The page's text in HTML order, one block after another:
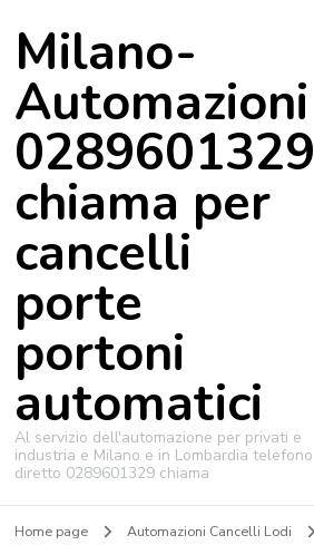
Milano-
Automazioni
0289601329
chiama per
cancelli
porte
portoni
automatici
Al servizio dell'automazione per privati e
industria e Milano e in Lombardia telefono
diretto 0289601329 chiama
Home page Automazioni Cancelli Lodi